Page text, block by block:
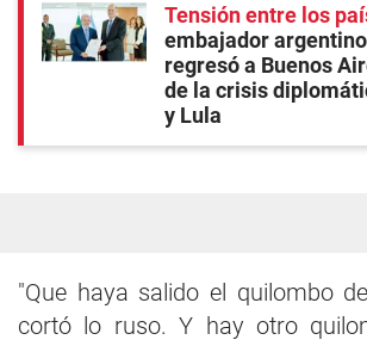
Tensión entre los
embajador
regresó a Buenos
de la crisis
y Lula
"Que haya salido el quilombo
cortó lo ruso. Y hay otro